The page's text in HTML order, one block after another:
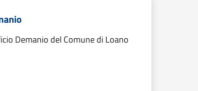
Demanio del Comune di Loano